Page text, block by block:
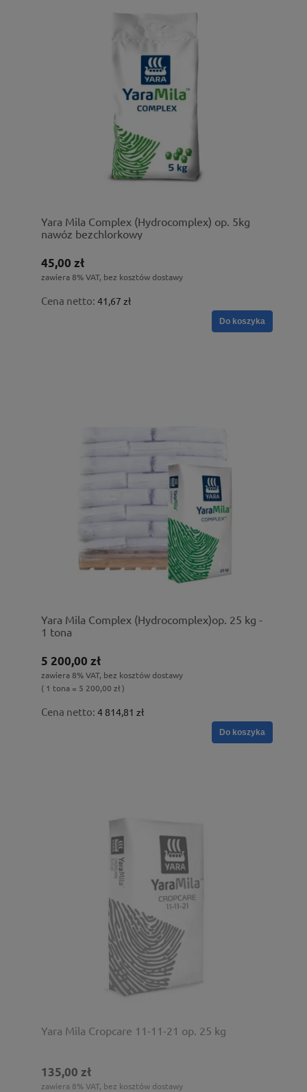
Yara Mila Complex (Hydrocomplex) op. 5kg
nawóz bezchlorkowy
45,00 zł
zawiera 8% VAT, bez kosztów dostawy
Cena netto: 41,67 zł
Do koszyka
Yara Mila Complex (Hydrocomplex)op. 25 kg -
1 tona
5 200,00 zł
zawiera 8% VAT, bez kosztów dostawy
( 1 tona = 5 200,00 zł )
Cena netto: 4 814,81 zł
Do koszyka
Yara Mila Cropcare 11-11-21 op. 25 kg
135,00 zł
zawiera 8% VAT, bez kosztów dostawy